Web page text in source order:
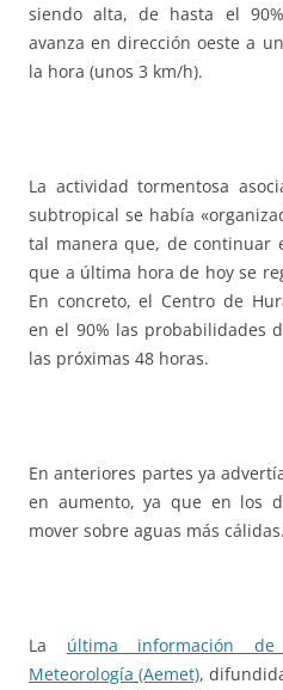
siendo alta, de hasta el
avanza en dirección oeste a
la hora (unos 3 km/h).
La actividad tormentosa
subtropical se había
tal manera que, de continuar
que a última hora de hoy se
En concreto, el Centro de
en el 90% las probabilidades
las próximas 48 horas.
En anteriores partes ya
en aumento, ya que en los
mover sobre aguas más cálidas.
La última información
Meteorología (Aemet),